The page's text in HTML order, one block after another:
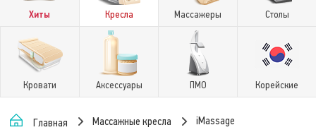
Хиты Кресла Массажеры Столы
Кровати Аксессуары ПМО Корейские
Главная Массажные кресла iMassage